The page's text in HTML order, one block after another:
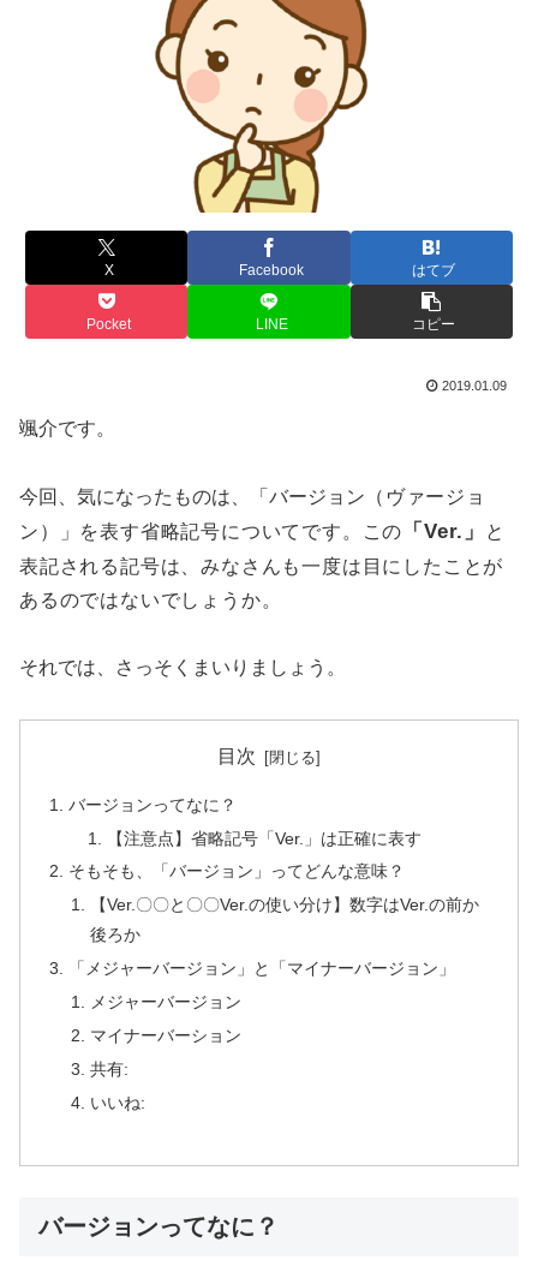
X Facebook はてブ
Pocket LINE コピー
2019.01.09
颯介です。
今回、気になったものは、「バージョン （ヴァージョ
ン ）」を表す省略記号についてです。この 「Ver.」
と
表記される記号は、みなさんも一度は目にしたことが
あるのではないでしょうか。
それでは、さっそくまいりましょう。
目次
バージョンってなに？
【注意点】省略記号「Ver.」は正確に表す
そもそも、「バージョン」ってどんな意味？
【Ver.〇〇と〇〇Ver.の使い分け】数字はVer.の前か
後ろか
「メジャーバージョン」と「マイナーバージョン」
メジャーバージョン
マイナーバーション
共有:
いいね:
バージョンってなに？